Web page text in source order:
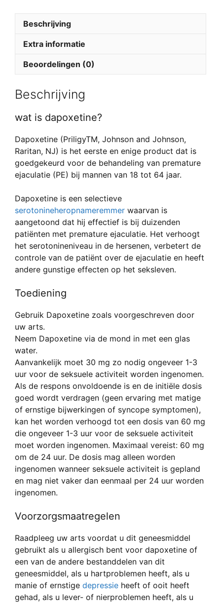
Beschrijving
Extra informatie
Beoordelingen (0)
Beschrijving
wat is dapoxetine?
Dapoxetine (PriligyTM, Johnson and Johnson,
Raritan, NJ) is het eerste en enige product dat is
goedgekeurd voor de behandeling van premature
ejaculatie (PE) bij mannen van 18 tot 64 jaar.
Dapoxetine is een selectieve
serotonineheropnameremmer waarvan is
aangetoond dat hij effectief is bij duizenden
patiënten met premature ejaculatie. Het verhoogt
het serotonineniveau in de hersenen, verbetert de
controle van de patiënt over de ejaculatie en heeft
andere gunstige effecten op het seksleven.
Toediening
Gebruik Dapoxetine zoals voorgeschreven door
uw arts.
Neem Dapoxetine via de mond in met een glas
water.
Aanvankelijk moet 30 mg zo nodig ongeveer 1-3
uur voor de seksuele activiteit worden ingenomen.
Als de respons onvoldoende is en de initiële dosis
goed wordt verdragen (geen ervaring met matige
of ernstige bijwerkingen of syncope symptomen),
kan het worden verhoogd tot een dosis van 60 mg
die ongeveer 1-3 uur voor de seksuele activiteit
moet worden ingenomen. Maximaal vereist: 60 mg
om de 24 uur. De dosis mag alleen worden
ingenomen wanneer seksuele activiteit is gepland
en mag niet vaker dan eenmaal per 24 uur worden
ingenomen.
Voorzorgsmaatregelen
Raadpleeg uw arts voordat u dit geneesmiddel
gebruikt als u allergisch bent voor dapoxetine of
een van de andere bestanddelen van dit
geneesmiddel, als u hartproblemen heeft, als u
manie of ernstige depressie heeft of ooit heeft
gehad, als u lever- of nierproblemen heeft, als u